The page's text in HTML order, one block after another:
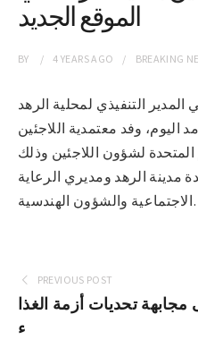
الموقع الجديد
BY 4 YEARSAGO BREAKING
– إلتقي المدير التنفيذي لمحلية الرهد
اليوم، وفد معتمدية اللاجئين
لشؤون اللاجئين وذلك
مدينة الرهد ومديري الرعاية
PREVIOUS POST
تحديات أزمة الغذا
ء